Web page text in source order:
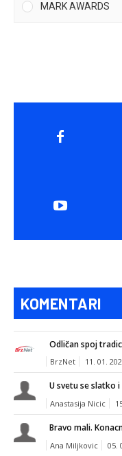
MARK AWARDS
KOMENTARI
Odličan spoj
BrzNet 11. 01.
U svetu se slatko
Anastasija Nicic
Bravo mali.
Ana Miljkovic 05.